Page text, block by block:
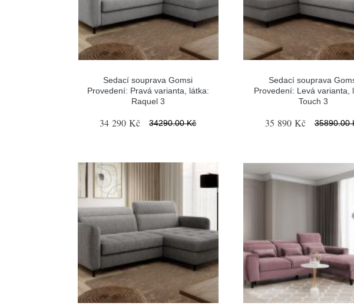
Sedací souprava Gomsi
Provedení: Pravá varianta, látka:
Raquel 3
34 290 Kč 34290.00 Kč
Sedací souprava
Provedení: Levá varianta,
Touch 3
35 890 Kč 35890.00